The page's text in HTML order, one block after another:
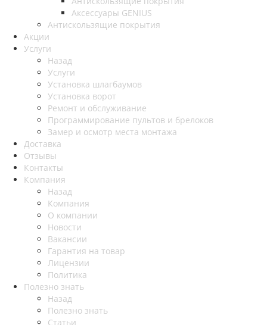
Аксессуары GENIUS
Антискользящие покрытия
Акции
Услуги
Назад
Услуги
Установка шлагбаумов
Установка ворот
Ремонт и обслуживание
Программирование пультов и брелоков
Замер и осмотр места монтажа
Доставка
Отзывы
Контакты
Компания
Назад
Компания
О компании
Новости
Вакансии
Гарантия на товар
Лицензии
Политика
Полезно знать
Назад
Полезно знать
Статьи